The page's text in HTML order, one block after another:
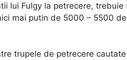
lui Fulgy la petrecere,
mai putin de 5000 – 5500
trupele de petrecere